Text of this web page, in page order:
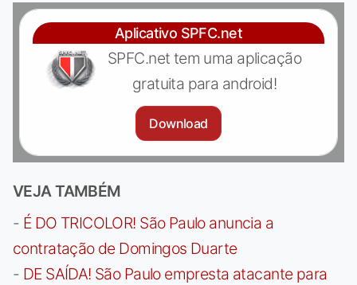
Aplicativo SPFC.net
SPFC.net tem uma aplicação
gratuita para android!
Download
VEJA TAMBÉM
- É DO TRICOLOR! São Paulo anuncia a
contratação de Domingos Duarte
- DE SAÍDA! São Paulo empresta atacante para